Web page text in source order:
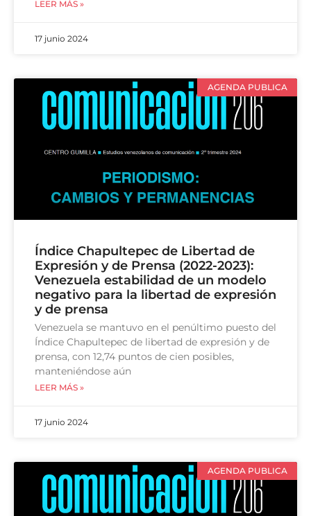
LEER MÁS »
17 junio 2024
AGENDA PUBLICA
Índice Chapultepec de Libertad de
Expresión y de Prensa (2022-2023):
Venezuela estabilidad de un modelo
negativo para la libertad de expresión
y de prensa
Venezuela se mantuvo en el penúltimo puesto del
Índice Chapultepec de libertad de expresión y de
prensa, con 12,74 puntos de cien posibles,
manteniéndose aún
LEER MÁS »
17 junio 2024
AGENDA PUBLICA